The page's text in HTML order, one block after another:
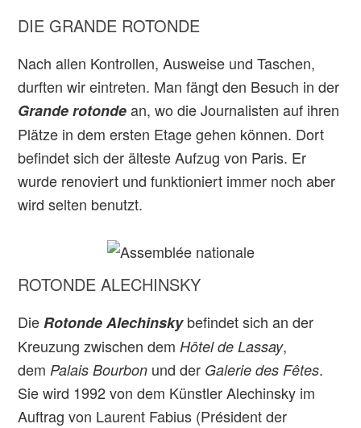
DIE GRANDE ROTONDE
Nach allen Kontrollen, Ausweise und Taschen,
durften wir eintreten. Man fängt den Besuch in der
Grande rotondean, wo die Journalisten auf ihren
Plätze in dem ersten Etage gehen können. Dort
befindet sich der älteste Aufzug von Paris. Er
wurde renoviert und funktioniert immer noch aber
wird selten benutzt.
ROTONDE ALECHINSKY
Die Rotonde Alechinskybefindet sich an der
Kreuzung zwischen dem Hôtel de Lassay,
dem Palais Bourbon und der Galerie des Fêtes.
Sie wird 1992 von dem Künstler Alechinsky im
Auftrag von Laurent Fabius (Président der